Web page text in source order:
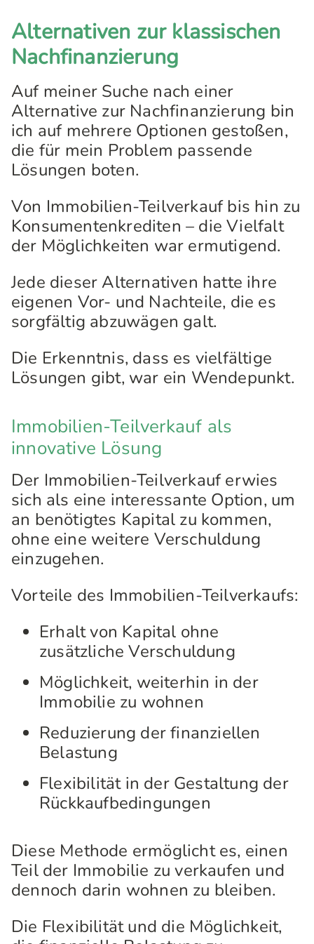
Alternativen zur klassischen
Nachfinanzierung
Auf meiner Suche nach einer
Alternative zur Nachfinanzierung bin
ich auf mehrere Optionen gestoßen,
die für mein Problem passende
Lösungen boten.
Von Immobilien-Teilverkauf bis hin zu
Konsumentenkrediten – die Vielfalt
der Möglichkeiten war ermutigend.
Jede dieser Alternativen hatte ihre
eigenen Vor- und Nachteile, die es
sorgfältig abzuwägen galt.
Die Erkenntnis, dass es vielfältige
Lösungen gibt, war ein Wendepunkt.
Immobilien-Teilverkauf als
innovative Lösung
Der Immobilien-Teilverkauf erwies
sich als eine interessante Option, um
an benötigtes Kapital zu kommen,
ohne eine weitere Verschuldung
einzugehen.
Vorteile des Immobilien-Teilverkaufs:
Erhalt von Kapital ohne
zusätzliche Verschuldung
Möglichkeit, weiterhin in der
Immobilie zu wohnen
Reduzierung der finanziellen
Belastung
Flexibilität in der Gestaltung der
Rückkaufbedingungen
Diese Methode ermöglicht es, einen
Teil der Immobilie zu verkaufen und
dennoch darin wohnen zu bleiben.
Die Flexibilität und die Möglichkeit,